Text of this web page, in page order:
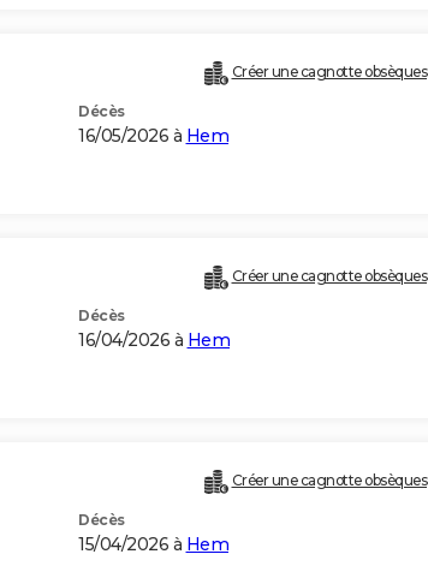
Créer une cagnotte obsèques
Décès
16/05/2026 à Hem
Créer une cagnotte obsèques
Décès
16/04/2026 à Hem
Créer une cagnotte obsèques
Décès
15/04/2026 à Hem